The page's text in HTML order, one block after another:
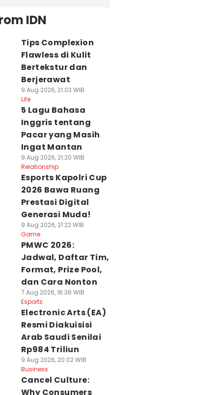
IDN
Tips Complexion
Flawless di Kulit
Bertekstur dan
Berjerawat
9 Aug 2026, 21:03 WIB
Life
5 Lagu Bahasa
Inggris tentang
Pacar yang Masih
Ingat Mantan
9 Aug 2026, 21:20 WIB
Relationship
Esports Kapolri Cup
2026 Bawa Ruang
Prestasi Digital
Generasi Muda!
9 Aug 2026, 21:22 WIB
Game
PMWC 2026:
Jadwal, Daftar Tim,
Format, Prize Pool,
dan Cara Nonton
7 Aug 2026, 16:36 WIB
Esports
Electronic Arts (EA)
Resmi Diakuisisi
Arab Saudi Senilai
Rp984 Triliun
9 Aug 2026, 20:02 WIB
Business
Cancel Culture:
Why Consumers